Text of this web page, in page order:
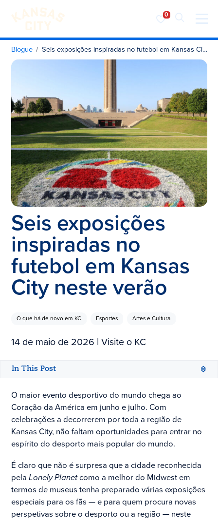
Visite o KC
Saltar para o conteúdo
Blogue Seis exposições inspiradas no futebol em Kansas City neste verão
Seis exposições
inspiradas no
futebol em Kansas
City neste verão
O que há de novo em KC Esportes Artes e Cultura
14 de maio de 2026 | Visite o KC
In This Post
O maior evento desportivo do mundo chega ao
Coração da América em junho e julho. Com
celebrações a decorrerem por toda a região de
Kansas City, não faltam oportunidades para entrar no
espírito do desporto mais popular do mundo.
É claro que não é surpresa que a cidade reconhecida
pela Lonely Planetcomo a melhor do Midwest em
termos de museus tenha preparado várias exposições
especiais para os fãs — e para quem procura novas
perspetivas sobre o desporto ou a região — neste